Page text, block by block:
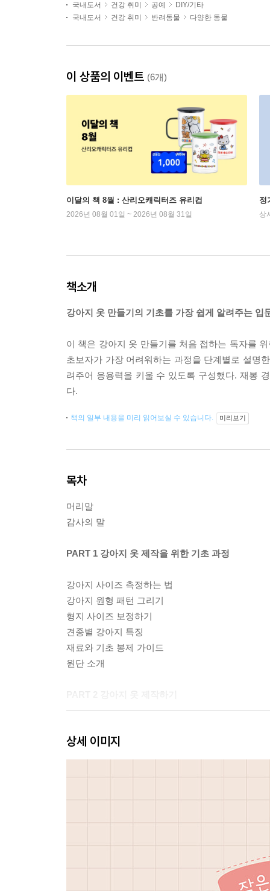
국내도서
건강 취미 공예
DIY/기타
국내도서
건강 취미 반려동물 다양한 동물
이 상품의 이벤트 (6개)
이달의 책 8월 : 산리오캐릭터즈 유리컵
2026년 08월 01일 ~ 2026년 08월 31일
정
상
책소개
강아지 옷 만들기의 기초를 가장 쉽게 알려주는 입
이 책은 강아지 옷 만들기를 처음 접하는 독자를
초보자가 가장 어려워하는 과정을 단계별로 설명
려주어 응용력을 키울 수 있도록 구성했다. 재봉
다.
책의 일부 내용을 미리 읽어보실 수 있습니다. 미리보기
목차
머리말
감사의 말
PART 1 강아지 옷 제작을 위한 기초 과정
강아지 사이즈 측정하는 법
강아지 원형 패턴 그리기
형지 사이즈 보정하기
견종별 강아지 특징
재료와 기초 봉제 가이드
원단 소개
프릴 슬리브리스
프릴 끈 나시
상세 이미지